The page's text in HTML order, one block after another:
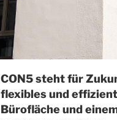
CON5 steht für
flexibles und
Bürofläche und